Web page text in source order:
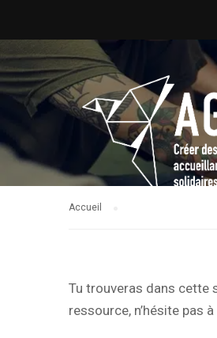
Accueil
Tu trouveras dans cette
ressource, n’hésite pas